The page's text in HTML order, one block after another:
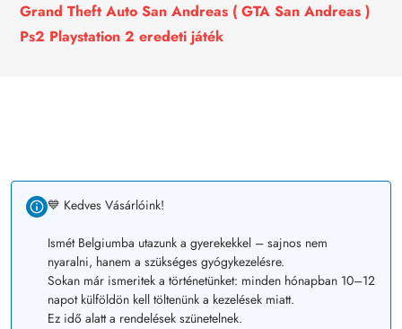
Grand Theft Auto San Andreas ( GTA San Andreas )
Ps2 Playstation 2 eredeti játék
💙 Kedves Vásárlóink!
Ismét Belgiumba utazunk a gyerekekkel – sajnos nem
nyaralni, hanem a szükséges gyógykezelésre.
Sokan már ismeritek a történetünket: minden hónapban 10–12
napot külföldön kell töltenünk a kezelések miatt.
Ez idő alatt a rendelések szünetelnek.